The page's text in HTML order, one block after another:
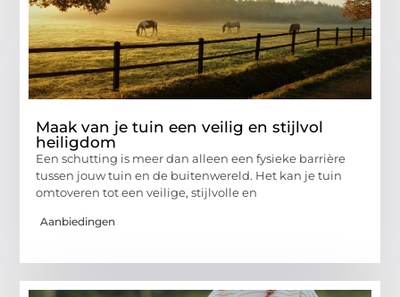
Maak van je tuin een veilig en stijlvol
heiligdom
Een schutting is meer dan alleen een fysieke barrière
tussen jouw tuin en de buitenwereld. Het kan je tuin
omtoveren tot een veilige, stijlvolle en
Aanbiedingen